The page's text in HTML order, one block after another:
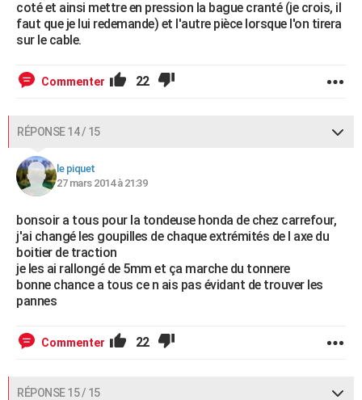
coté et ainsi mettre en pression la bague cranté (je crois, il
faut que je lui redemande) et l'autre pièce lorsque l'on tirera
sur le cable.
Commenter 22
RÉPONSE 14 / 15
le piquet
27 mars 2014 à 21:39
bonsoir a tous pour la tondeuse honda de chez carrefour,
j'ai changé les goupilles de chaque extrémités de l axe du
boitier de traction
je les ai rallongé de 5mm et ça marche du tonnere
bonne chance a tous ce n ais pas évidant de trouver les
pannes
Commenter 22
RÉPONSE 15 / 15